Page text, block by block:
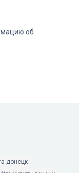
об
донецк